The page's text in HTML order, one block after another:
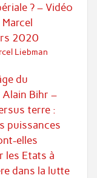
? – Vidéo
2020
Liebman
du
Alain Bihr –
terre :
puissances
elles
les Etats à
dans la lutte